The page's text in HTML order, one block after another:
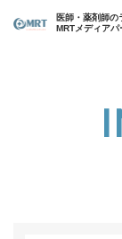
医師・薬剤師の
MRTメディア